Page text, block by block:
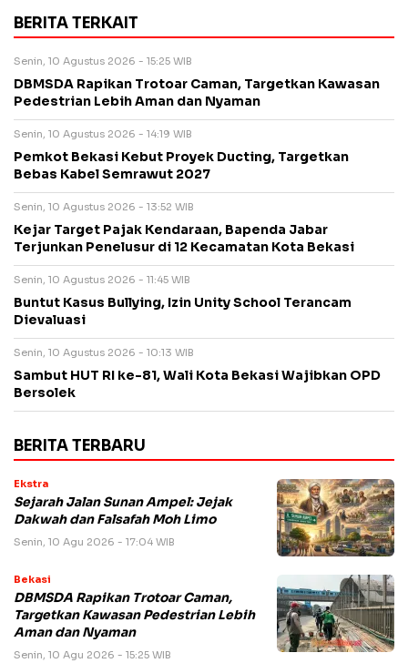
BERITA TERKAIT
Senin, 10 Agustus 2026 - 15:25 WIB
DBMSDA Rapikan Trotoar Caman, Targetkan Kawasan
Pedestrian Lebih Aman dan Nyaman
Senin, 10 Agustus 2026 - 14:19 WIB
Pemkot Bekasi Kebut Proyek Ducting, Targetkan
Bebas Kabel Semrawut 2027
Senin, 10 Agustus 2026 - 13:52 WIB
Kejar Target Pajak Kendaraan, Bapenda Jabar
Terjunkan Penelusur di 12 Kecamatan Kota Bekasi
Senin, 10 Agustus 2026 - 11:45 WIB
Buntut Kasus Bullying, Izin Unity School Terancam
Dievaluasi
Senin, 10 Agustus 2026 - 10:13 WIB
Sambut HUT RI ke-81, Wali Kota Bekasi Wajibkan OPD
Bersolek
BERITA TERBARU
Ekstra
Sejarah Jalan Sunan Ampel: Jejak
Dakwah dan Falsafah Moh Limo
Senin, 10 Agu 2026 - 17:04 WIB
Bekasi
DBMSDA Rapikan Trotoar Caman,
Targetkan Kawasan Pedestrian Lebih
Aman dan Nyaman
Senin, 10 Agu 2026 - 15:25 WIB